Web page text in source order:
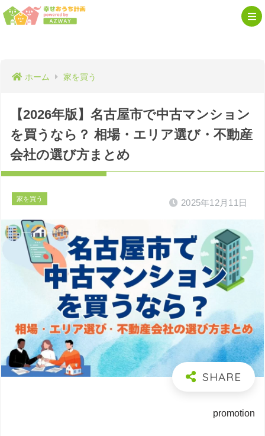
ホーム 家を買う
【2026年版】名古屋市で中古マンション
を買うなら？ 相場・エリア選び・不動産
会社の選び方まとめ
家を買う 2025年12月11日
promotion